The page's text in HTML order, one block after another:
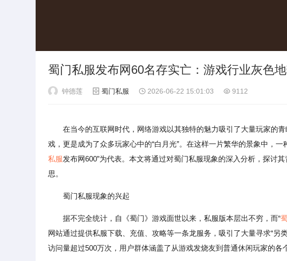
蜀门私服发布网60名存实亡：游戏行业灰色
钟德莲 蜀门私服 2026-06-22 15:01:03 9112
在当今的互联网时代，网络游戏以其独特的魅力吸引了大量玩家的
戏，更是成为了众多玩家心中的“白月光”。在这样一片繁华的景象中，一
私服发布网600”为代表。本文将通过对蜀门私服现象的深入分析，探讨
思。
蜀门私服现象的兴起
据不完全统计，自《蜀门》游戏面世以来，私服版本层出不穷，而“
网站通过提供私服下载、充值、攻略等一条龙服务，吸引了大量寻求“另
访问量超过500万次，用户群体涵盖了从游戏发烧友到普通休闲玩家的各